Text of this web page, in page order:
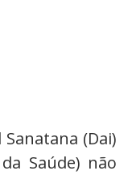
(Dai)
Saúde) não